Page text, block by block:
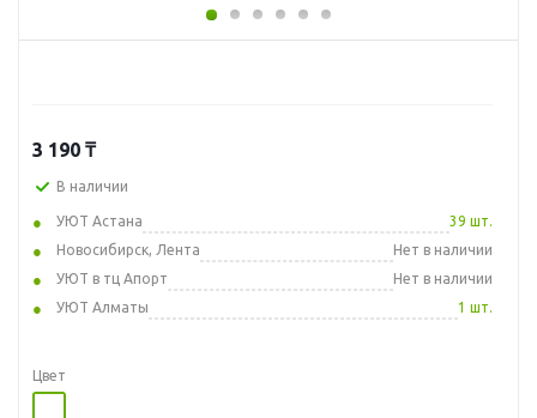
3 190 ₸
В наличии
УЮТ Астана
39 шт.
Новосибирск, Лента
Нет в наличии
УЮТ в тц Апорт
Нет в наличии
УЮТ Алматы
1 шт.
Цвет